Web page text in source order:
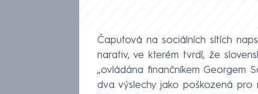
Čaputová na sociálních sítích
narativ, ve kterém tvrdí, že
„ovládána finančníkem Georgem
dva výslechy jako poškozená pro